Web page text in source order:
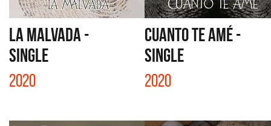
LA MALVADA -
SINGLE
2020
CUANTO TE AMÉ -
SINGLE
2020